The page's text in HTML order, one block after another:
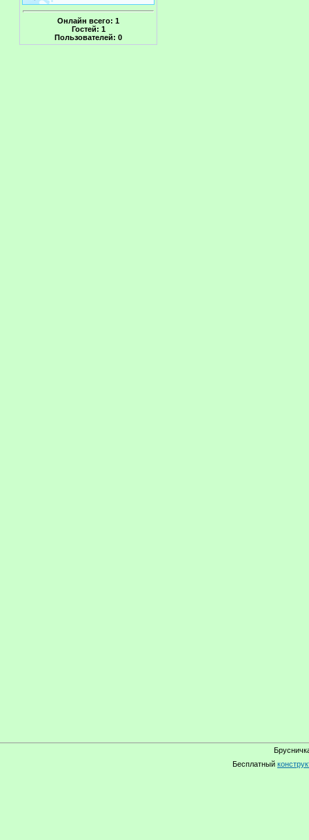
Онлайн всего: 1
Гостей: 1
Пользователей: 0
Бесплатный